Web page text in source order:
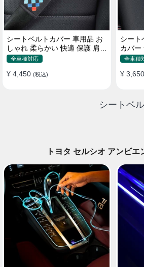
シートベルトカバー 車用品 お
しゃれ 柔らかい 快適 保護 肩当
てパッド 圧迫感軽減
全車種対応
¥ 4,450 (税込)
シート
カバー
ルトパ
全車種
¥ 3,650
シートベ
トヨタ セルシオ アンビエ